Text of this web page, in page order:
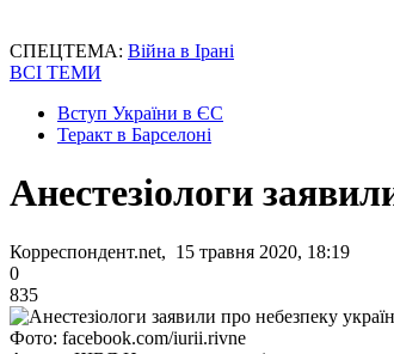
СПЕЦТЕМА: Війна в Ірані
ВСІ ТЕМИ
Вступ України в ЄС
Теракт в Барселоні
Анестезіологи
Корреспондент.net, 15 травня 2020, 18:19
0
835
Фото: facebook.com/iurii.rivne